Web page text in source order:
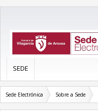
SEDE
Sede Electrónica Sobre a Sede